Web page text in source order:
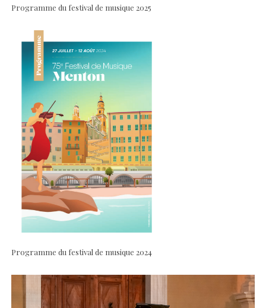
Programme du festival de musique 2025
Programme du festival de musique 2024